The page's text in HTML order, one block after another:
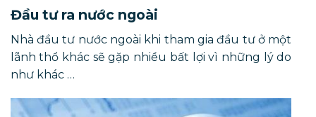
Đầu tư ra nước ngoài
Nhà đầu tư nước ngoài khi tham gia đầu tư ở một
lãnh thổ khác sẽ gặp nhiều bất lợi vì những lý do
như khác …